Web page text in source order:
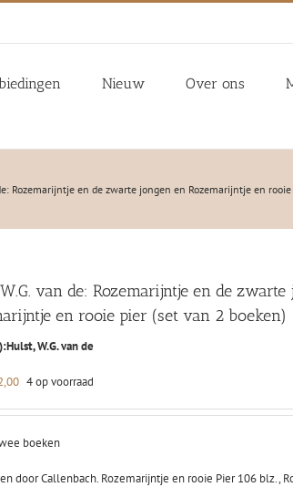
Nieuw Over ons
Rozemarijntje en de zwarte jongen en Rozemarijntje en
van de: Rozemarijntje en de zwarte
en rooie pier (set van 2 boeken)
Hulst, W.G. van de
Huidige
is:
4 op voorraad
boeken
door Callenbach. Rozemarijntje en rooie Pier 106 blz.,